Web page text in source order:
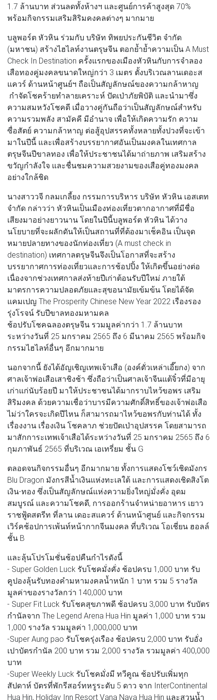
1.7 ล้านบาท ส่วนลดทั้งห้างฯ และศูนย์การค้าสูงสุด 70%
พร้อมกิจกรรมเสริมสิริมคงคลต่างๆ มากมาย
บลูพอร์ต หัวหิน ร่วมกับ บริษัท ทิพยประกันชีวิต จำกัด
(มหาชน) สร้างไฮไลท์งานตรุษจีน ตอกย้ำย้ำความเป็น A Must
Check In Destination ครั้งแรกของเมืองหัวหินกับการจำลอง
เสือทองคู่มงคลขนาดใหญ่กว่า 3 เมตร ตั้งบริเวณลานเดอะส
แควร์ ด้านหน้าศูนย์ฯ ถือเป็นสัญลักษณ์ของความกล้าหาญ
กำจัดโชคร้ายทำลายเคราะห์ ปัดเป่าภัยพิบัติ และนำมาซึ่ง
ความสมหวังโชคดี เมื่อวางคู่กันถือว่าเป็นสัญลักษณ์สำหรับ
ความรวมพลัง สามัคคี มีอำนาจ เพื่อให้เกิดความรัก ความ
ซื่อสัตย์ ความกล้าหาญ ต่อสู้อุปสรรคทั้งหลายทั้งปวงที่จะเข้า
มาในปีนี้ และเพื่อสร้างบรรยากาศอันเป็นมงคลในเทศกาล
ตรุษจีนปีขาลทอง เพื่อให้ประชาชนได้มาถ่ายภาพ เสริมสร้าง
ขวัญกำลังใจ และชื่นชมความสวยงามของเสือคู่ทองมงคล
อย่างใกล้ชิด
นางสาววจี กลมเกลี้ยง กรรมการบริหาร บริษัท หัวหิน เอสเตท
จำกัด กล่าวว่า หัวหินเป็นเมืองท่องเที่ยวตากอากาศที่มีชื่อ
เสียงมาอย่างยาวนาน โดยในปีนี้บลูพอร์ต หัวหิน ได้วาง
นโยบายที่จะผลักดันให้เป็นสถานที่ที่ต้องมาเช็คอิน เป็นจุด
หมายปลายทางของนักท่องเที่ยว (A must check in
destination) เทศกาลตรุษจีนจึงเป็นโอกาสที่จะสร้าง
บรรยากาศการท่องเที่ยวและการช้อปปิ้ง ให้เกิดขึ้นอย่างต่อ
เนื่องจากช่วงเทศกาลส่งท้ายปีเก่าต้อนรับปีใหม่ ภายใต้
มาตรการความปลอดภัยและสุขอนามัยเข้มข้น โดยได้จัด
แคมเปญ The Prosperity Chinese New Year 2022 เรืองรอง
รุ่งโรจน์ รับปีขาลทองมหามคล
ช้อปรับโชคฉลองตรุษจีน รวมมูลค่ากว่า 1.7 ล้านบาท
ระหว่างวันที่ 25 มกราคม 2565 ถึง 6 มีนาคม 2565 พร้อมกิจ
กรรมไฮไลท์อื่นๆ อีกมากมาย
นอกจากนี้ ยังได้อัญเชิญเทพเจ้าเสือ (องค์ตั่วเหล่าเอี๊ยกง) จาก
ศาลเจ้าพ่อเสือเสาชิงช้า ซึ่งถือว่าเป็นศาลเจ้าจีนแต้จิ๋วที่มีอายุ
เก่าแก่นับร้อยปี มาให้ประชาชนได้มากราบไหว้ขอพร เสริม
สิริมงคล ด้วยความเชื่อว่าบารมีความศักดิ์สิทธิ์ของเจ้าพ่อเสือ
ไม่ว่าใครจะเกิดปีไหน ก็สามารถมาไหว้ขอพรกับท่านได้ ทั้ง
เรื่องงาน เรื่องเงิน โชคลาภ ช่วยปัดเป่าอุปสรรค โดยสามารถ
มาสักการะเทพเจ้าเสือได้ระหว่างวันที่ 25 มกราคม 2565 ถึง 6
กุมภาพันธ์ 2565 ที่บริเวณ เอเทรี่ยม ชั้น G
ตลอดจนกิจกรรมอื่นๆ อีกมากมาย ทั้งการแสดงโชว์เชิดมังกร
Blu Dragon มังกรสีน้ำเงินแห่งทะเลใต้ และการแสดงเชิดสิงโต
เงิน-ทอง ซึ่งเป็นสัญลักษณ์แห่งความยิ่งใหญ่มั่งคั่ง อุดม
สมบูรณ์ และความโชคดี, การออกร้านจำหน่ายอาหาร เยาว
ราชฟู้ดสตรีท ที่ลาน เดอะสแควร์ ด้านหน้าศูนย์ และกิจกรรม
เวิร์คช้อปการเพ้นท์หน้ากากจีนมงคล ที่บริเวณ โอเชี่ยน ฮอลล์
ชั้น B
และลุ้นโปรโมชั่นช้อปคืนกำไรดังนี้
- Super Golden Luck รับโชคมั่งคั่ง ช้อปครบ 1,000 บาท รับ
คูปองลุ้นรับทองคำมหามงคลน้ำหนัก 1 บาท รวม 5 รางวัล
มูลค่าของรางวัลกว่า 140,000 บาท
- Super Fit Luck รับโชคสุขภาพดี ช้อปครบ 3,000 บาท รับบัตร
กำนัลจาก The Legend Arena Hua Hin มูลค่า 1,000 บาท รวม
1,000 รางวัล รวมมูลค่า 1,000,000 บาท
-Super Aung pao รับโชครุ่งเรือง ช้อปครบ 2,000 บาท รับอั่ง
เปาบัตรกำนัล 200 บาท รวม 2,000 รางวัล รวมมูลค่า 400,000
บาท
-Super Weekly Luck รับโชคมั่งมี ทวีคูณ ช้อปรับเพิ่มทุก
สัปดาห์ บัตรที่พักรีสอร์ทหรูระดับ 5 ดาว จาก InterContinental
Hua Hin, Holiday Inn Resort Vana Nava Hua Hin และสวนน้ำ